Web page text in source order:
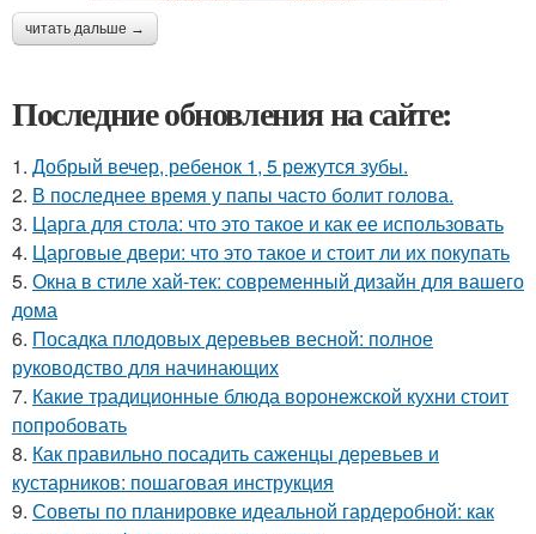
читать дальше →
Последние обновления на сайте:
1. Добрый вечер, ребенок 1, 5 режутся зубы.
2. В последнее время у папы часто болит голова.
3. Царга для стола: что это такое и как ее использовать
4. Царговые двери: что это такое и стоит ли их покупать
5. Окна в стиле хай-тек: современный дизайн для вашего
дома
6. Посадка плодовых деревьев весной: полное
руководство для начинающих
7. Какие традиционные блюда воронежской кухни стоит
попробовать
8. Как правильно посадить саженцы деревьев и
кустарников: пошаговая инструкция
9. Советы по планировке идеальной гардеробной: как